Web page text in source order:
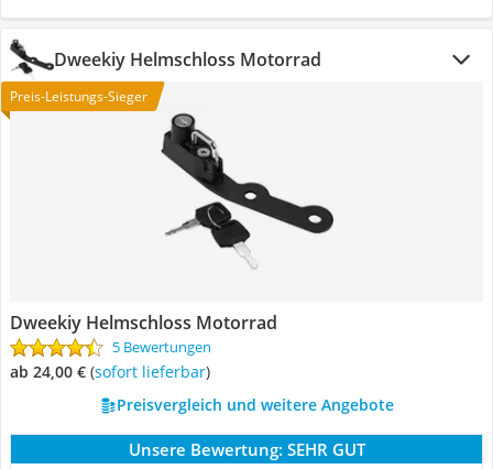
Dweekiy Helmschloss Motorrad
Preis-Leistungs-Sieger
Dweekiy Helmschloss Motorrad
5 Bewertungen
ab 24,00 € ( Sofort lieferbar)
Preisvergleich und weitere Angebote
Unsere Bewertung: SEHR GUT